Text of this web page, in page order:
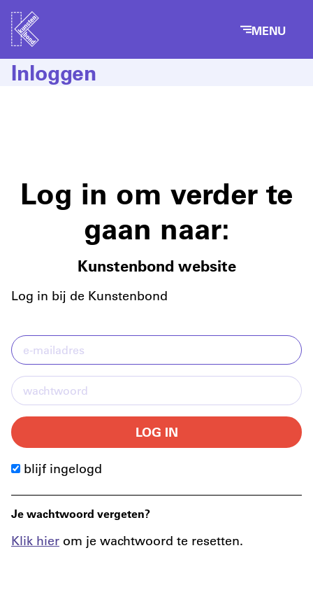
MENU
Inloggen
Log in om verder te
gaan naar:
Kunstenbond website
Log in bij de Kunstenbond
LOG IN
blijf ingelogd
Je wachtwoord vergeten?
Klik hier om je wachtwoord te resetten.